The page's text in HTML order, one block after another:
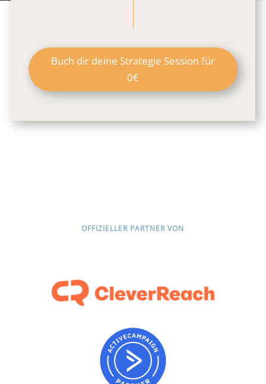
Buch dir deine Strategie Session für
0€
OFFIZIELLER PARTNER VON